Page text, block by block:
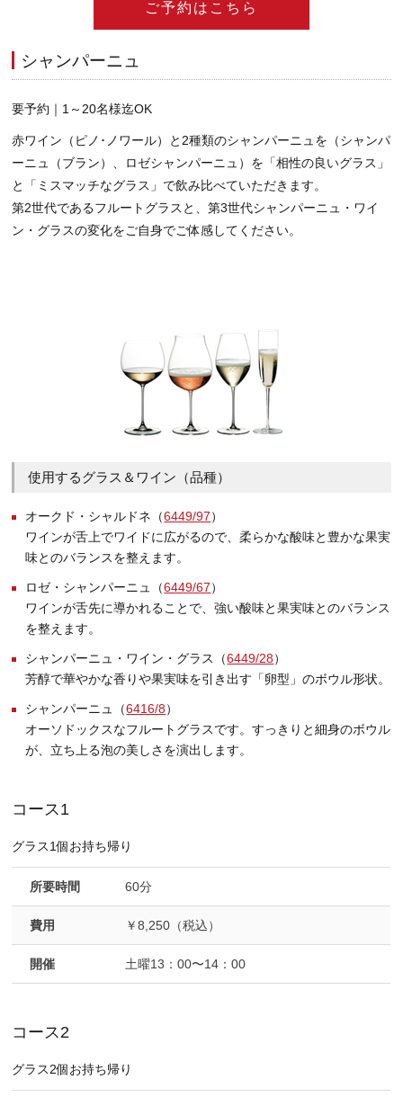
ご予約はこちら
シャンパーニュ
要予約｜1～20名様迄OK
赤ワイン（ピノ･ノワール）と2種類のシャンパーニュを（シャンパ
ーニュ（ブラン）、ロゼシャンパーニュ）を「相性の良いグラス」
と「ミスマッチなグラス」で飲み比べていただきます。
第2世代であるフルートグラスと、第3世代シャンパーニュ・ワイ
ン・グラスの変化をご自身でご体感してください。
使用するグラス＆ワイン（品種）
オークド・シャルドネ（6449/97）
ワインが舌上でワイドに広がるので、柔らかな酸味と豊かな果実
味とのバランスを整えます。
ロゼ・シャンパーニュ（6449/67）
ワインが舌先に導かれることで、強い酸味と果実味とのバランス
を整えます。
シャンパーニュ・ワイン・グラス（6449/28）
芳醇で華やかな香りや果実味を引き出す「卵型」のボウル形状。
シャンパーニュ（6416/8）
オーソドックスなフルートグラスです。すっきりと細身のボウル
が、立ち上る泡の美しさを演出します。
コース1
グラス1個お持ち帰り
所要時間 60分
費用 ￥8,250（税込）
開催 土曜13：00〜14：00
コース2
グラス2個お持ち帰り